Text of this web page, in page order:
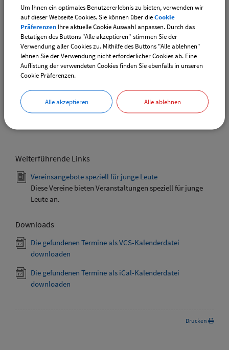
Beschreibung:
Um Platzreservierung bei Franz Röckenschuß Tel: 771537
wird gebeten.
Termin:
22.10.2022 von 19:00bis 22:00 Uhr
Vereine
Weiterführende Links
Vereinsangebote speziell für junge Leute
Diese Vereine bieten Veranstaltungen speziell für junge
Leute an.
Downloads
Die gefundenen Termine als VCS-Kalenderdatei
downloaden
Die gefundenen Termine als iCal-Kalenderdatei
downloaden
Drucken
Um Ihnen ein optimales Benutzererlebnis zu bieten, verwenden wir
auf dieser Webseite Cookies. Sie können über dieCookie
Präferenzen Ihre aktuelle Cookie Auswahl anpassen. Durch das
Betätigen des Buttons "Alle akzeptieren" stimmen Sie der
Verwendung aller Cookies zu. Mithilfe des Buttons "Alle ablehnen"
lehnen Sie der Verwendung nicht erforderlicher Cookies ab. Eine
Auflistung der verwendeten Cookies finden Sie ebenfalls in unseren
Cookie Präferenzen.
Alle akzeptieren Alle ablehnen